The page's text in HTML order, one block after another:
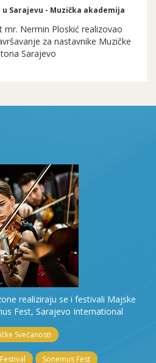
Sarajevu - Muzička akademija
mr. Nermin Ploskić realizovao
za nastavnike Muzičke
Sarajevo
realiziraju se i festivali Majske
Fest, Sarajevo International
Svečanosti
Sonemus Fest